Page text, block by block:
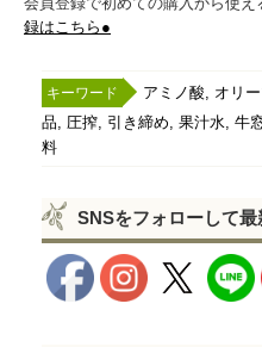
録はこちら●
アミノ酸 オリ
品
圧搾 引き締め 果汁水 牛
料
SNSをフォローして最